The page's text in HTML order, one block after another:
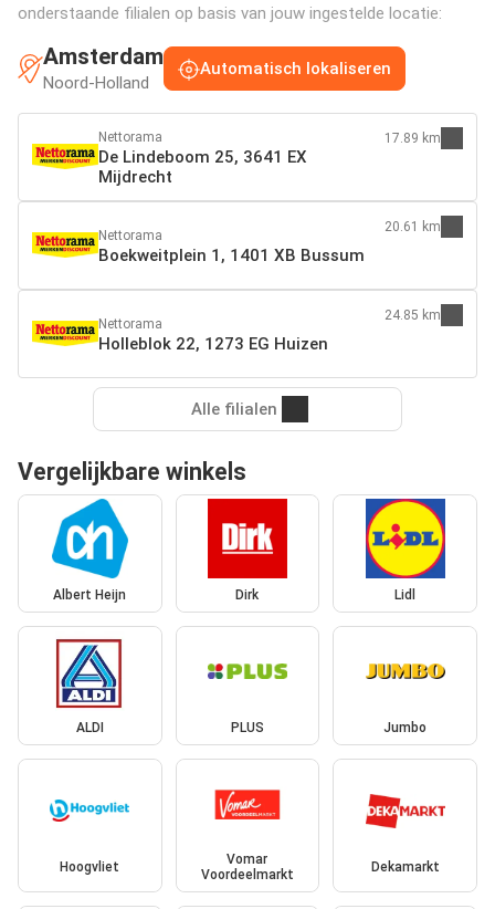
onderstaande filialen op basis van jouw ingestelde locatie:
Amsterdam
Noord-Holland
Automatisch lokaliseren
Nettorama
De Lindeboom 25, 3641 EX
Mijdrecht
17.89 km
Nettorama
Boekweitplein 1, 1401 XB Bussum
20.61 km
Nettorama
Holleblok 22, 1273 EG Huizen
24.85 km
Alle filialen
Vergelijkbare winkels
Albert Heijn Dirk Lidl
ALDI PLUS Jumbo
Hoogvliet
Vomar
Voordeelmarkt
Dekamarkt